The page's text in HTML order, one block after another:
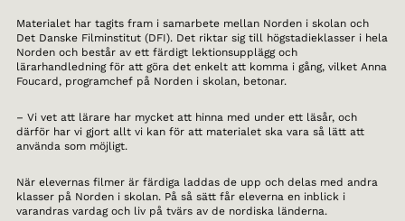
Materialet har tagits fram i samarbete mellan Norden i skolan och
Det Danske Filminstitut (DFI). Det riktar sig till högstadieklasser i hela
Norden och består av ett färdigt lektionsupplägg och
lärarhandledning för att göra det enkelt att komma i gång, vilket Anna
Foucard, programchef på Norden i skolan, betonar.
– Vi vet att lärare har mycket att hinna med under ett läsår, och
därför har vi gjort allt vi kan för att materialet ska vara så lätt att
använda som möjligt.
När elevernas filmer är färdiga laddas de upp och delas med andra
klasser på Norden i skolan. På så sätt får eleverna en inblick i
varandras vardag och liv på tvärs av de nordiska länderna.